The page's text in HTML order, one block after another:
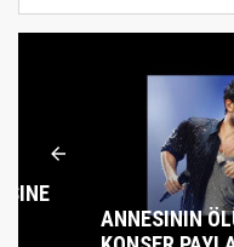
Ajansı, SEO Ajansı ve
ANNESININ